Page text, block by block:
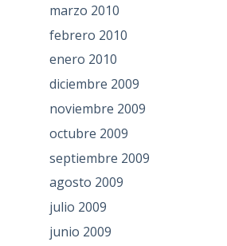
marzo 2010
febrero 2010
enero 2010
diciembre 2009
noviembre 2009
octubre 2009
septiembre 2009
agosto 2009
julio 2009
junio 2009